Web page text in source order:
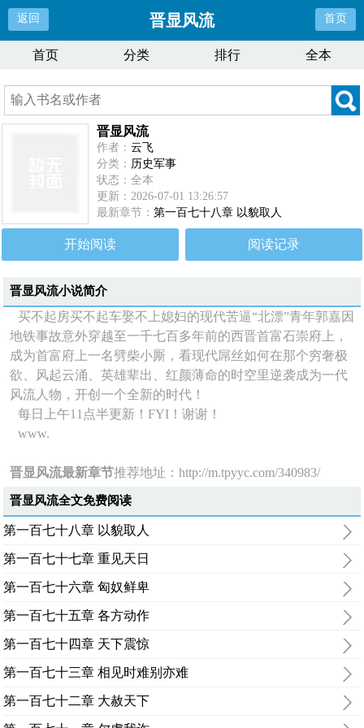
返回 晋显风流 首页
首页 分类 排行 全本
晋显风流
作者：云飞
分类： 历史军事
状态：全本
更新：2026-07-01 13:26:57
最新章节：第一百七十八章 以貌取人
开始阅读 阅读记录
晋显风流小说简介
买不起房买不起车娶不上媳妇的现代苦逼“北漂”青年郭嘉因
地铁事故意外穿越至一千七百多年前的西晋首富石崇府上，
成为首富府上一名劈柴小厮，看现代屌丝如何在那个穷奢极
欲、风起云涌、英雄辈出、红颜薄命的时空里逆袭成为一代
风流人物，开创一个全新的时代！
每日上午11点半更新！FYI！谢谢！
www.
晋显风流最新章节推荐地址：http://m.tpyyc.com/340983/
晋显风流全文免费阅读
第一百七十八章 以貌取人
第一百七十七章 重见天日
第一百七十六章 匈奴鲜卑
第一百七十五章 各方动作
第一百七十四章 天下震惊
第一百七十三章 相见时难别亦难
第一百七十二章 大赦天下